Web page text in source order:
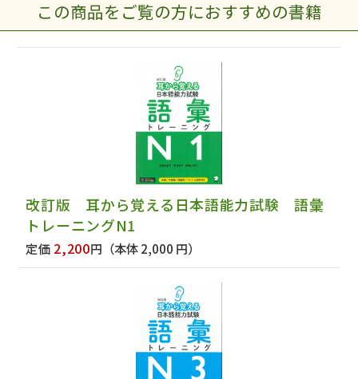
この商品をご覧の方におすすめの書籍
改訂版 耳から覚える日本語能力試験 語彙
トレーニングN1
定価 2,200円 （本体 2,000 円）